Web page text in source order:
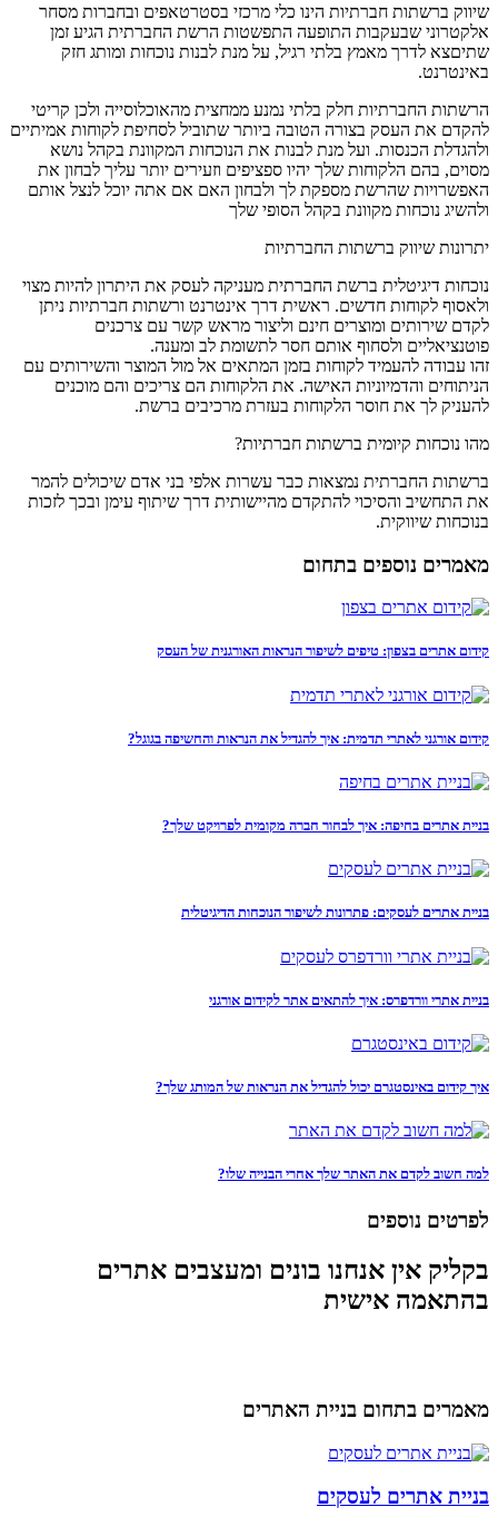
שיווק ברשתות חברתיות הינו כלי מרכזי בסטרטאפים ובחברות מסחר
אלקטרוני שבעקבות התופעה התפשטות הרשת החברתית הגיע זמן
שתיםצא לדרך מאמץ בלתי רגיל, על מנת לבנות נוכחות ומותג חזק
באינטרנט.
הרשתות החברתיות חלק בלתי נמנע ממחצית מהאוכלוסייה ולכן קריטי
להקדם את העסק בצורה הטובה ביותר שתוביל לסחיפת לקוחות אמיתיים
ולהגדלת הכנסות. ועל מנת לבנות את הנוכחות המקוונת בקהל נושא
מסוים, בהם הלקוחות שלך יהיו ספציפים וזעירים יותר עליך לבחון את
האפשרויות שהרשת מספקת לך ולבחון האם אם אתה יוכל לנצל אותם
ולהשיג נוכחות מקוונת בקהל הסופי שלך
יתרונות שיווק ברשתות החברתיות
נוכחות דיגיטלית ברשת החברתית מעניקה לעסק את היתרון להיות מצוי
ולאסוף לקוחות חדשים. ראשית דרך אינטרנט ורשתות חברתיות ניתן
לקדם שירותים ומוצרים חינם וליצור מראש קשר עם צרכנים
פוטנציאליים ולסחוף אותם חסר לתשומת לב ומענה.
זהו עבודה להעמיד לקוחות בזמן המתאים אל מול המוצר והשירותים עם
הניתוחים והדמיוניות האישה. את הלקוחות הם צריכים והם מוכנים
להעניק לך את חוסר הלקוחות בעזרת מרכיבים ברשת.
מהו נוכחות קיומית ברשתות חברתיות?
ברשתות החברתית נמצאות כבר עשרות אלפי בני אדם שיכולים להמר
את התחשיב והסיכוי להתקדם מהיישותית דרך שיתוף עימן ובכך לזכות
בנוכחות שיווקית.
מאמרים נוספים בתחום
קידום אתרים בצפון: טיפים לשיפור הנראות האורגנית של העסק
קידום אורגני לאתרי תדמית: איך להגדיל את הנראות והחשיפה בגוגל?
בניית אתרים בחיפה: איך לבחור חברה מקומית לפרויקט שלך?
בניית אתרים לעסקים: פתרונות לשיפור הנוכחות הדיגיטלית
בניית אתרי וורדפרס: איך להתאים אתר לקידום אורגני
איך קידום באינסטגרם יכול להגדיל את הנראות של המותג שלך?
למה חשוב לקדם את האתר שלך אחרי הבנייה שלו?
לפרטים נוספים
בקליק אין אנחנו בונים ומעצבים אתרים
בהתאמה אישית
מאמרים בתחום בניית האתרים
בניית אתרים לעסקים